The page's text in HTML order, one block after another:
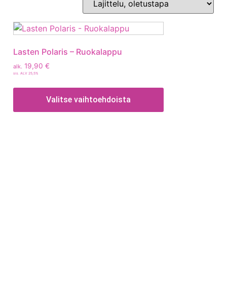
Lasten Polaris – Ruokalappu
alk. 19,90 €
sis. ALV 25,5%
Valitse vaihtoehdoista